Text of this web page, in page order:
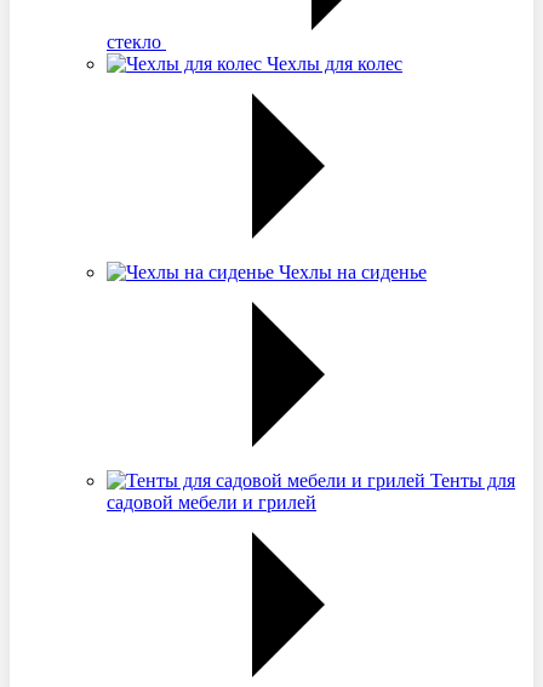
стекло
Чехлы для колес
Чехлы на сиденье
Тенты для
садовой мебели и грилей